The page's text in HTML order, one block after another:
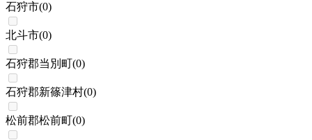
石狩市(0)
北斗市(0)
石狩郡当別町(0)
石狩郡新篠津村(0)
松前郡松前町(0)